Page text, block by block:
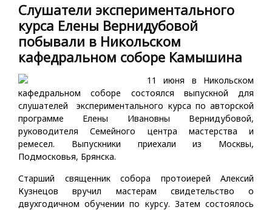
Слушатели экспериментального
курса Елены Вернидубовой
побывали в Никольском
кафедральном соборе Камышина
11 июня в Никольском
кафедральном соборе состоялся выпускной для
слушателей экспериментального курса по авторской
программе Елены Ивановны Вернидубовой,
руководителя Семейного центра мастерства и
ремесел. Выпускники приехали из Москвы,
Подмосковья, Брянска.
Старший священник собора протоиерей Алексий
Кузнецов вручил мастерам свидетельство о
двухгодичном обучении по курсу. Затем состоялось